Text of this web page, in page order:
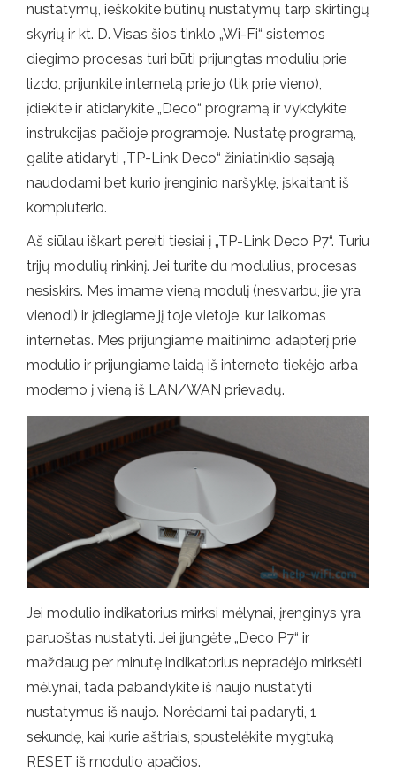
nustatymų, ieškokite būtinų nustatymų tarp skirtingų
skyrių ir kt. D. Visas šios tinklo „Wi-Fi“ sistemos
diegimo procesas turi būti prijungtas moduliu prie
lizdo, prijunkite internetą prie jo (tik prie vieno),
įdiekite ir atidarykite „Deco“ programą ir vykdykite
instrukcijas pačioje programoje. Nustatę programą,
galite atidaryti „TP-Link Deco“ žiniatinklio sąsają
naudodami bet kurio įrenginio naršyklę, įskaitant iš
kompiuterio.
Aš siūlau iškart pereiti tiesiai į „TP-Link Deco P7“. Turiu
trijų modulių rinkinį. Jei turite du modulius, procesas
nesiskirs. Mes imame vieną modulį (nesvarbu, jie yra
vienodi) ir įdiegiame jį toje vietoje, kur laikomas
internetas. Mes prijungiame maitinimo adapterį prie
modulio ir prijungiame laidą iš interneto tiekėjo arba
modemo į vieną iš LAN/WAN prievadų.
Jei modulio indikatorius mirksi mėlynai, įrenginys yra
paruoštas nustatyti. Jei įjungėte „Deco P7“ ir
maždaug per minutę indikatorius nepradėjo mirksėti
mėlynai, tada pabandykite iš naujo nustatyti
nustatymus iš naujo. Norėdami tai padaryti, 1
sekundę, kai kurie aštriais, spustelėkite mygtuką
RESET iš modulio apačios.